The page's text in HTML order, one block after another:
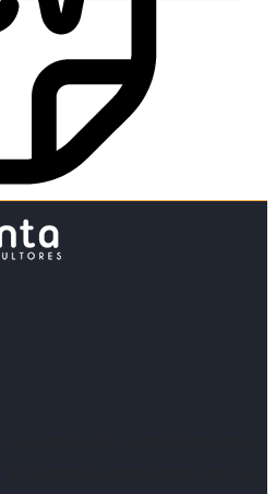
su gestión de capital humano y
búsqueda y encuentro de sus